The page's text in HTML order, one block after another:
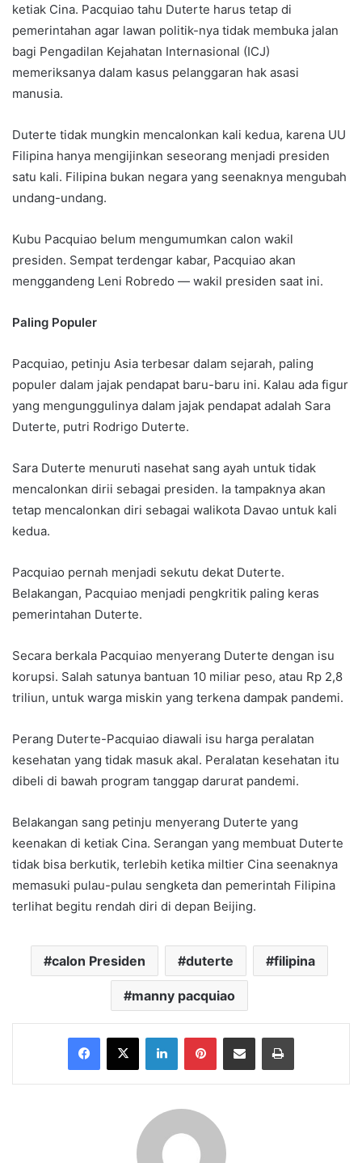
ketiak Cina. Pacquiao tahu Duterte harus tetap di
pemerintahan agar lawan politik-nya tidak membuka jalan
bagi Pengadilan Kejahatan Internasional (ICJ)
memeriksanya dalam kasus pelanggaran hak asasi
manusia.
Duterte tidak mungkin mencalonkan kali kedua, karena UU
Filipina hanya mengijinkan seseorang menjadi presiden
satu kali. Filipina bukan negara yang seenaknya mengubah
undang-undang.
Kubu Pacquiao belum mengumumkan calon wakil
presiden. Sempat terdengar kabar, Pacquiao akan
menggandeng Leni Robredo — wakil presiden saat ini.
Paling Populer
Pacquiao, petinju Asia terbesar dalam sejarah, paling
populer dalam jajak pendapat baru-baru ini. Kalau ada figur
yang mengunggulinya dalam jajak pendapat adalah Sara
Duterte, putri Rodrigo Duterte.
Sara Duterte menuruti nasehat sang ayah untuk tidak
mencalonkan dirii sebagai presiden. Ia tampaknya akan
tetap mencalonkan diri sebagai walikota Davao untuk kali
kedua.
Pacquiao pernah menjadi sekutu dekat Duterte.
Belakangan, Pacquiao menjadi pengkritik paling keras
pemerintahan Duterte.
Secara berkala Pacquiao menyerang Duterte dengan isu
korupsi. Salah satunya bantuan 10 miliar peso, atau Rp 2,8
triliun, untuk warga miskin yang terkena dampak pandemi.
Perang Duterte-Pacquiao diawali isu harga peralatan
kesehatan yang tidak masuk akal. Peralatan kesehatan itu
dibeli di bawah program tanggap darurat pandemi.
Belakangan sang petinju menyerang Duterte yang
keenakan di ketiak Cina. Serangan yang membuat Duterte
tidak bisa berkutik, terlebih ketika miltier Cina seenaknya
memasuki pulau-pulau sengketa dan pemerintah Filipina
terlihat begitu rendah diri di depan Beijing.
calon Presiden duterte filipina
manny pacquiao
Facebook
X LinkedInPinterestShare via Email Print